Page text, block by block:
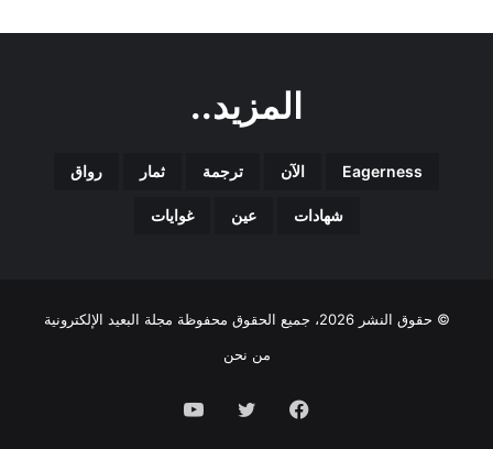
المزيد..
Eagerness الآن ترجمة ثمار رواق
شهادات عين غوايات
© حقوق النشر 2026، جميع الحقوق محفوظة مجلة البعيد الإلكترونية
من نحن
فيسبوك تويتر